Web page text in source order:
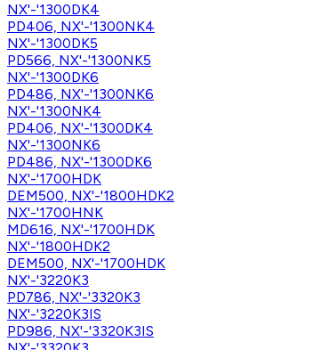
NX'-'1300DK4
PD406, NX'-'1300NK4
NX'-'1300DK5
PD566, NX'-'1300NK5
NX'-'1300DK6
PD486, NX'-'1300NK6
NX'-'1300NK4
PD406, NX'-'1300DK4
NX'-'1300NK6
PD486, NX'-'1300DK6
NX'-'1700HDK
DEM500, NX'-'1800HDK2
NX'-'1700HNK
MD616, NX'-'1700HDK
NX'-'1800HDK2
DEM500, NX'-'1700HDK
NX'-'3220K3
PD786, NX'-'3320K3
NX'-'3220K3IS
PD986, NX'-'3320K3IS